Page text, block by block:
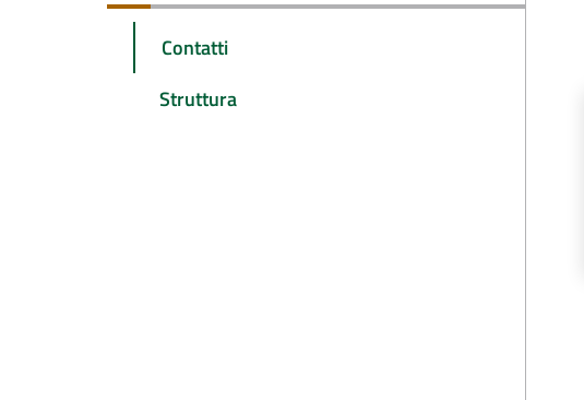
Contatti
Struttura